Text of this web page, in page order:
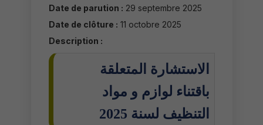
Date de parution : 29 septembre 2025
Date de clôture : 11 octobre 2025
Description :
الاستشارة المتعلقة
باقتناء لوازم و مواد
التنظيف لسنة 2025